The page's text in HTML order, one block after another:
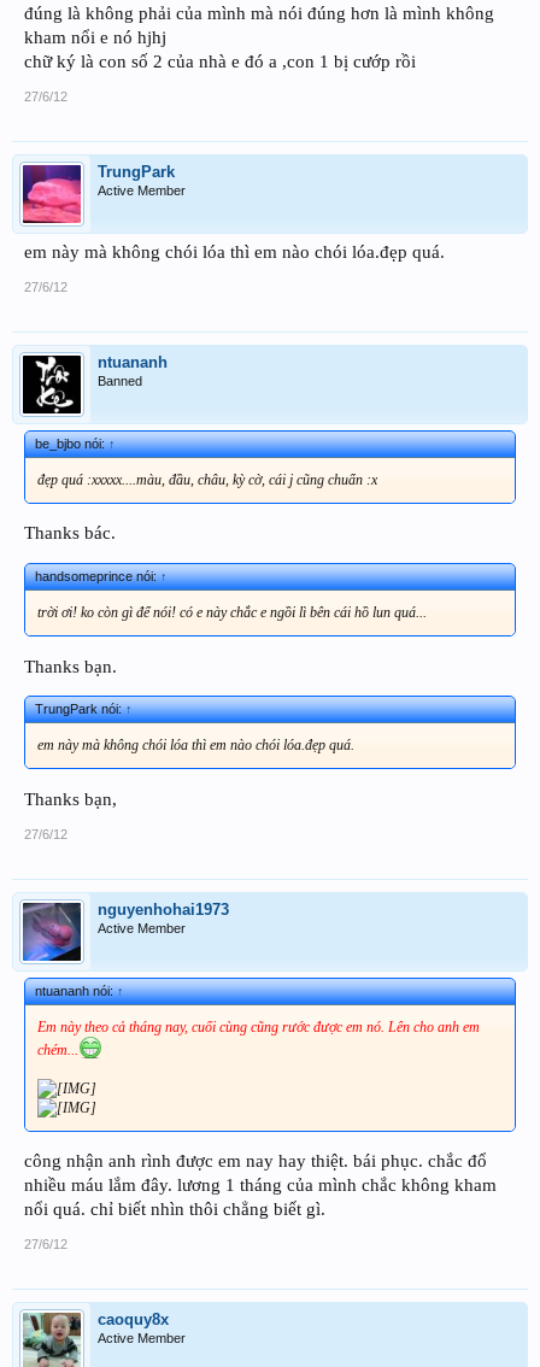
đúng là không phải của mình mà nói đúng hơn là mình không
kham nổi e nó hjhj
chữ ký là con số 2 của nhà e đó a ,con 1 bị cướp rồi
27/6/12
TrungPark
Active Member
em này mà không chói lóa thì em nào chói lóa.đẹp quá.
27/6/12
ntuananh
Banned
be_bjbo nói:↑
đẹp quá :xxxxx....màu, đầu, châu, kỳ cờ, cái j cũng chuẩn :x
Thanks bác.
handsomeprince nói:↑
trời ơi! ko còn gì để nói! có e này chắc e ngồi lì bên cái hồ lun quá...
Thanks bạn.
TrungPark nói:↑
em này mà không chói lóa thì em nào chói lóa.đẹp quá.
Thanks bạn,
27/6/12
nguyenhohai1973
Active Member
ntuananh nói:↑
Em này theo cả tháng nay, cuối cùng cũng rước được em nó. Lên cho anh em
chém...
công nhận anh rình được em nay hay thiệt. bái phục. chắc đổ
nhiều máu lắm đây. lương 1 tháng của mình chắc không kham
nổi quá. chỉ biết nhìn thôi chẳng biết gì.
27/6/12
caoquy8x
Active Member